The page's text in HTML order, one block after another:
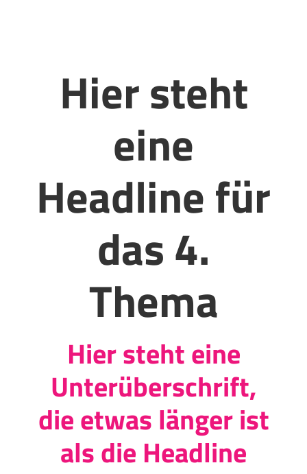
Hier steht
eine
Headline für
das 4.
Thema
Hier steht eine
Unterüberschrift,
die etwas länger ist
als die Headline